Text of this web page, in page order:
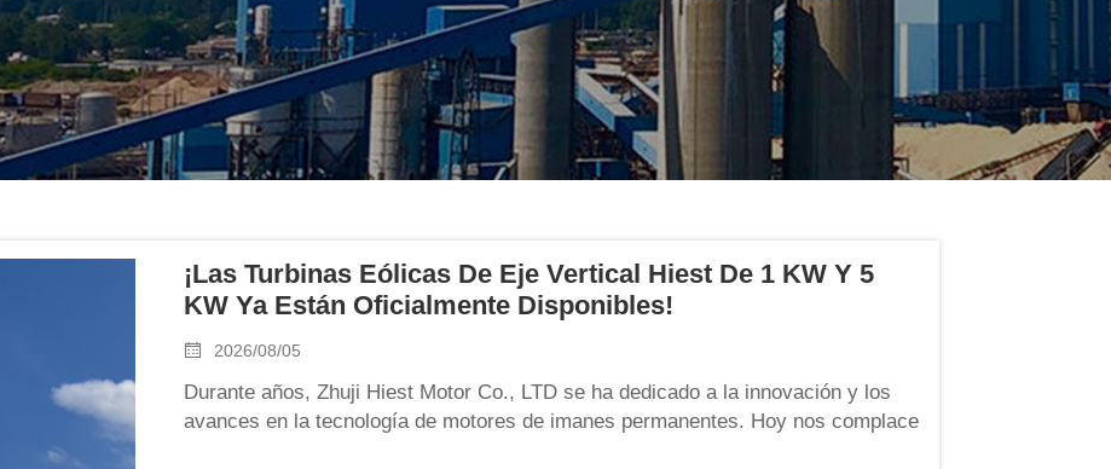
¡Las Turbinas Eólicas De Eje Vertical Hiest De 1 KW Y 5
KW Ya Están Oficialmente Disponibles!
2026/08/05
Durante años, Zhuji Hiest Motor Co., LTD se ha dedicado a la innovación y los
avances en la tecnología de motores de imanes permanentes. Hoy nos complace